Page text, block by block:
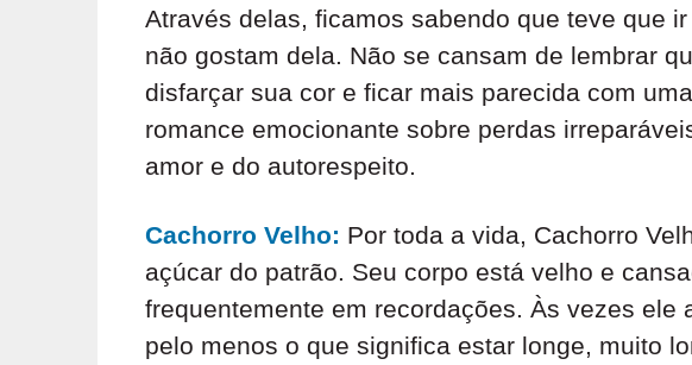
e
r
n
o
i
t
e
e
e
r
n
o
Através delas, ficamos sabendo que teve que
não gostam dela. Não se cansam de lembrar
disfarçar sua cor e ficar mais parecida com
romance emocionante sobre perdas
amor e do autorespeito.
Cachorro Velho: S
t
e
Por toda a vida, Cachorro
açúcar do patrão. Seu corpo está velho e
frequentemente em recordações. Às vezes ele
pelo menos o que significa estar longe, muito